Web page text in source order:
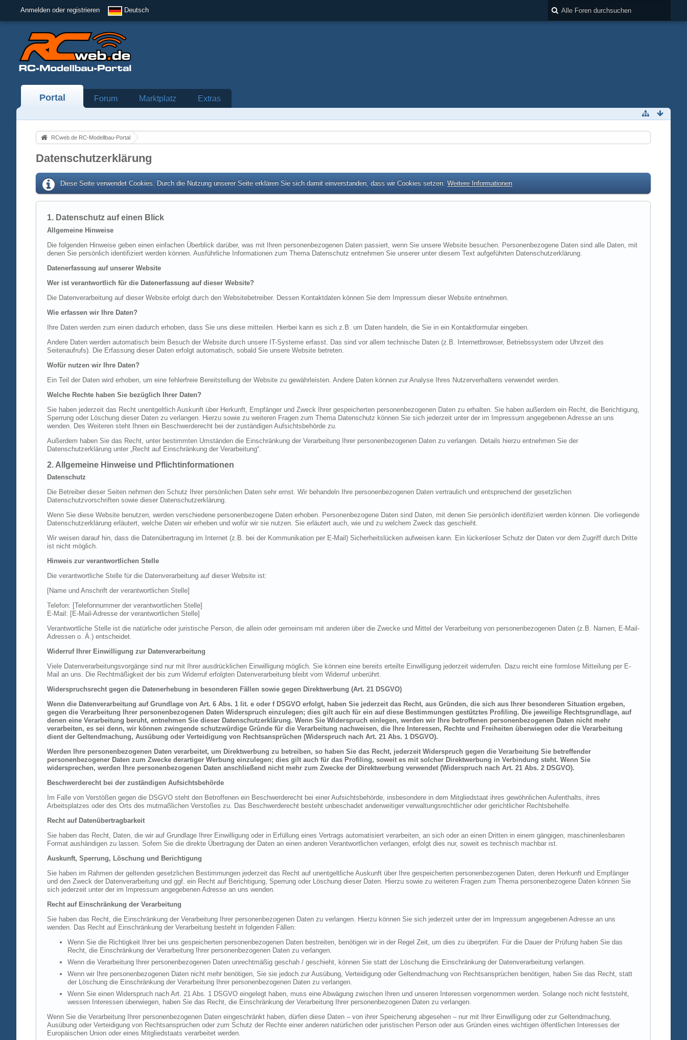
Anmelden oder registrieren Deutsch
Portal Forum Marktplatz Extras
RCweb.de RC-Modellbau-Portal
Datenschutzerklärung
Diese Seite verwendet Cookies. Durch die Nutzung unserer Seite erklären Sie sich damit einverstanden, dass wir Cookies setzen. Weitere Informationen
1. Datenschutz auf einen Blick
Allgemeine Hinweise
Die folgenden Hinweise geben einen einfachen Überblick darüber, was mit Ihren personenbezogenen Daten passiert, wenn Sie unsere Website besuchen. Personenbezogene Daten sind alle Daten, mit
denen Sie persönlich identifiziert werden können. Ausführliche Informationen zum Thema Datenschutz entnehmen Sie unserer unter diesem Text aufgeführten Datenschutzerklärung.
Datenerfassung auf unserer Website
Wer ist verantwortlich für die Datenerfassung auf dieser Website?
Die Datenverarbeitung auf dieser Website erfolgt durch den Websitebetreiber. Dessen Kontaktdaten können Sie dem Impressum dieser Website entnehmen.
Wie erfassen wir Ihre Daten?
Ihre Daten werden zum einen dadurch erhoben, dass Sie uns diese mitteilen. Hierbei kann es sich z.B. um Daten handeln, die Sie in ein Kontaktformular eingeben.
Andere Daten werden automatisch beim Besuch der Website durch unsere IT-Systeme erfasst. Das sind vor allem technische Daten (z.B. Internetbrowser, Betriebssystem oder Uhrzeit des
Seitenaufrufs). Die Erfassung dieser Daten erfolgt automatisch, sobald Sie unsere Website betreten.
Wofür nutzen wir Ihre Daten?
Ein Teil der Daten wird erhoben, um eine fehlerfreie Bereitstellung der Website zu gewährleisten. Andere Daten können zur Analyse Ihres Nutzerverhaltens verwendet werden.
Welche Rechte haben Sie bezüglich Ihrer Daten?
Sie haben jederzeit das Recht unentgeltlich Auskunft über Herkunft, Empfänger und Zweck Ihrer gespeicherten personenbezogenen Daten zu erhalten. Sie haben außerdem ein Recht, die Berichtigung,
Sperrung oder Löschung dieser Daten zu verlangen. Hierzu sowie zu weiteren Fragen zum Thema Datenschutz können Sie sich jederzeit unter der im Impressum angegebenen Adresse an uns
wenden. Des Weiteren steht Ihnen ein Beschwerderecht bei der zuständigen Aufsichtsbehörde zu.
Außerdem haben Sie das Recht, unter bestimmten Umständen die Einschränkung der Verarbeitung Ihrer personenbezogenen Daten zu verlangen. Details hierzu entnehmen Sie der
Datenschutzerklärung unter „Recht auf Einschränkung der Verarbeitung“.
2. Allgemeine Hinweise und Pflichtinformationen
Datenschutz
Die Betreiber dieser Seiten nehmen den Schutz Ihrer persönlichen Daten sehr ernst. Wir behandeln Ihre personenbezogenen Daten vertraulich und entsprechend der gesetzlichen
Datenschutzvorschriften sowie dieser Datenschutzerklärung.
Wenn Sie diese Website benutzen, werden verschiedene personenbezogene Daten erhoben. Personenbezogene Daten sind Daten, mit denen Sie persönlich identifiziert werden können. Die vorliegende
Datenschutzerklärung erläutert, welche Daten wir erheben und wofür wir sie nutzen. Sie erläutert auch, wie und zu welchem Zweck das geschieht.
Wir weisen darauf hin, dass die Datenübertragung im Internet (z.B. bei der Kommunikation per E-Mail) Sicherheitslücken aufweisen kann. Ein lückenloser Schutz der Daten vor dem Zugriff durch Dritte
ist nicht möglich.
Hinweis zur verantwortlichen Stelle
Die verantwortliche Stelle für die Datenverarbeitung auf dieser Website ist:
[Name und Anschrift der verantwortlichen Stelle]
Telefon: [Telefonnummer der verantwortlichen Stelle]
E-Mail: [E-Mail-Adresse der verantwortlichen Stelle]
Verantwortliche Stelle ist die natürliche oder juristische Person, die allein oder gemeinsam mit anderen über die Zwecke und Mittel der Verarbeitung von personenbezogenen Daten (z.B. Namen, E-Mail-
Adressen o. Ä.) entscheidet.
Widerruf Ihrer Einwilligung zur Datenverarbeitung
Viele Datenverarbeitungsvorgänge sind nur mit Ihrer ausdrücklichen Einwilligung möglich. Sie können eine bereits erteilte Einwilligung jederzeit widerrufen. Dazu reicht eine formlose Mitteilung per E-
Mail an uns. Die Rechtmäßigkeit der bis zum Widerruf erfolgten Datenverarbeitung bleibt vom Widerruf unberührt.
Widerspruchsrecht gegen die Datenerhebung in besonderen Fällen sowie gegen Direktwerbung (Art. 21 DSGVO)
Wenn die Datenverarbeitung auf Grundlage von Art. 6 Abs. 1 lit. e oder f DSGVO erfolgt, haben Sie jederzeit das Recht, aus Gründen, die sich aus Ihrer besonderen Situation ergeben,
gegen die Verarbeitung Ihrer personenbezogenen Daten Widerspruch einzulegen; dies gilt auch für ein auf diese Bestimmungen gestütztes Profiling. Die jeweilige Rechtsgrundlage, auf
denen eine Verarbeitung beruht, entnehmen Sie dieser Datenschutzerklärung. Wenn Sie Widerspruch einlegen, werden wir Ihre betroffenen personenbezogenen Daten nicht mehr
verarbeiten, es sei denn, wir können zwingende schutzwürdige Gründe für die Verarbeitung nachweisen, die Ihre Interessen, Rechte und Freiheiten überwiegen oder die Verarbeitung
dient der Geltendmachung, Ausübung oder Verteidigung von Rechtsansprüchen (Widerspruch nach Art. 21 Abs. 1 DSGVO).
Werden Ihre personenbezogenen Daten verarbeitet, um Direktwerbung zu betreiben, so haben Sie das Recht, jederzeit Widerspruch gegen die Verarbeitung Sie betreffender
personenbezogener Daten zum Zwecke derartiger Werbung einzulegen; dies gilt auch für das Profiling, soweit es mit solcher Direktwerbung in Verbindung steht. Wenn Sie
widersprechen, werden Ihre personenbezogenen Daten anschließend nicht mehr zum Zwecke der Direktwerbung verwendet (Widerspruch nach Art. 21 Abs. 2 DSGVO).
Beschwerderecht bei der zuständigen Aufsichtsbehörde
Im Falle von Verstößen gegen die DSGVO steht den Betroffenen ein Beschwerderecht bei einer Aufsichtsbehörde, insbesondere in dem Mitgliedstaat ihres gewöhnlichen Aufenthalts, ihres
Arbeitsplatzes oder des Orts des mutmaßlichen Verstoßes zu. Das Beschwerderecht besteht unbeschadet anderweitiger verwaltungsrechtlicher oder gerichtlicher Rechtsbehelfe.
Recht auf Datenübertragbarkeit
Sie haben das Recht, Daten, die wir auf Grundlage Ihrer Einwilligung oder in Erfüllung eines Vertrags automatisiert verarbeiten, an sich oder an einen Dritten in einem gängigen, maschinenlesbaren
Format aushändigen zu lassen. Sofern Sie die direkte Übertragung der Daten an einen anderen Verantwortlichen verlangen, erfolgt dies nur, soweit es technisch machbar ist.
Auskunft, Sperrung, Löschung und Berichtigung
Sie haben im Rahmen der geltenden gesetzlichen Bestimmungen jederzeit das Recht auf unentgeltliche Auskunft über Ihre gespeicherten personenbezogenen Daten, deren Herkunft und Empfänger
und den Zweck der Datenverarbeitung und ggf. ein Recht auf Berichtigung, Sperrung oder Löschung dieser Daten. Hierzu sowie zu weiteren Fragen zum Thema personenbezogene Daten können Sie
sich jederzeit unter der im Impressum angegebenen Adresse an uns wenden.
Recht auf Einschränkung der Verarbeitung
Sie haben das Recht, die Einschränkung der Verarbeitung Ihrer personenbezogenen Daten zu verlangen. Hierzu können Sie sich jederzeit unter der im Impressum angegebenen Adresse an uns
wenden. Das Recht auf Einschränkung der Verarbeitung besteht in folgenden Fällen:
Wenn Sie die Richtigkeit Ihrer bei uns gespeicherten personenbezogenen Daten bestreiten, benötigen wir in der Regel Zeit, um dies zu überprüfen. Für die Dauer der Prüfung haben Sie das
Recht, die Einschränkung der Verarbeitung Ihrer personenbezogenen Daten zu verlangen.
Wenn die Verarbeitung Ihrer personenbezogenen Daten unrechtmäßig geschah / geschieht, können Sie statt der Löschung die Einschränkung der Datenverarbeitung verlangen.
Wenn wir Ihre personenbezogenen Daten nicht mehr benötigen, Sie sie jedoch zur Ausübung, Verteidigung oder Geltendmachung von Rechtsansprüchen benötigen, haben Sie das Recht, statt
der Löschung die Einschränkung der Verarbeitung Ihrer personenbezogenen Daten zu verlangen.
Wenn Sie einen Widerspruch nach Art. 21 Abs. 1 DSGVO eingelegt haben, muss eine Abwägung zwischen Ihren und unseren Interessen vorgenommen werden. Solange noch nicht feststeht,
wessen Interessen überwiegen, haben Sie das Recht, die Einschränkung der Verarbeitung Ihrer personenbezogenen Daten zu verlangen.
Wenn Sie die Verarbeitung Ihrer personenbezogenen Daten eingeschränkt haben, dürfen diese Daten – von ihrer Speicherung abgesehen – nur mit Ihrer Einwilligung oder zur Geltendmachung,
Ausübung oder Verteidigung von Rechtsansprüchen oder zum Schutz der Rechte einer anderen natürlichen oder juristischen Person oder aus Gründen eines wichtigen öffentlichen Interesses der
Europäischen Union oder eines Mitgliedstaats verarbeitet werden.